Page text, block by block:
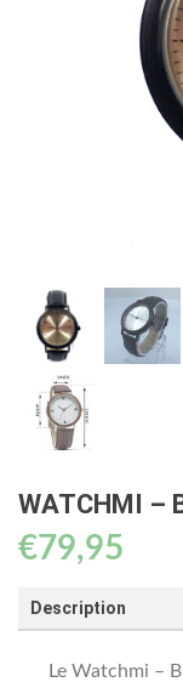
WATCHMI –
€79,95
Description
Le Watchmi –